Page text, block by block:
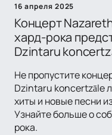
16 апреля 2025
Концерт
хард-рока
Dzintaru
Не пропустите
Dzintaru koncertzāle
хиты и новые песни
Узнайте больше о
рока.